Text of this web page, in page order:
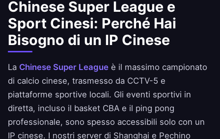
Chinese Super League e
Sport Cinesi: Perché Hai
Bisogno di un IP Cinese
La Chinese Super League è il massimo campionato
di calcio cinese, trasmesso da CCTV-5 e
piattaforme sportive locali. Gli eventi sportivi in
diretta, incluso il basket CBA e il ping pong
professionale, sono spesso accessibili solo con un
IP cinese. I nostri server di Shanghai e Pechino